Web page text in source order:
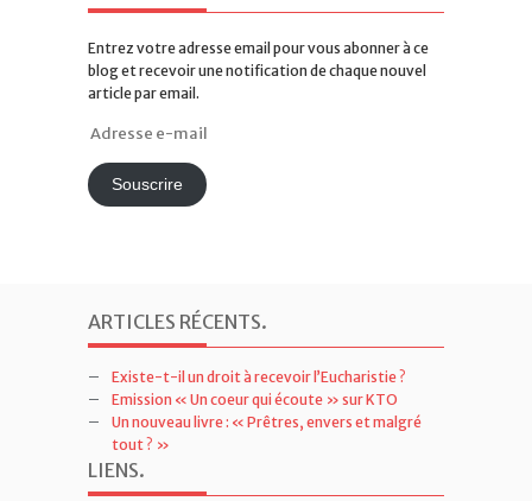
Entrez votre adresse email pour vous abonner à ce
blog et recevoir une notification de chaque nouvel
article par email.
Adresse
mailSouscrire
ARTICLES RÉCENTS.
Existe-t-il un droit à recevoir l’Eucharistie ?
Emission « Un coeur qui écoute » sur KTO
Un nouveau livre : « Prêtres, envers et malgré
tout ? »
LIENS.